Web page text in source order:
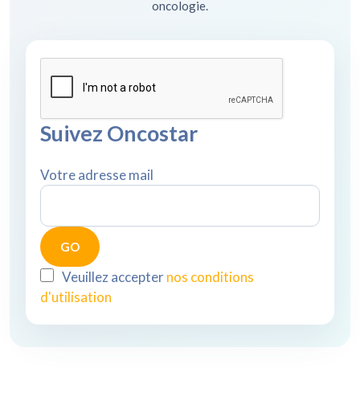
oncologie.
Suivez Oncostar
Votre adresse mail
Veuillez accepternos conditions
d'utilisation